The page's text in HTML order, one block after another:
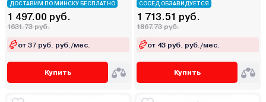
ДОСТАВИМ ПО МИНСКУ БЕСПЛАТНО
1 497.00 руб.
1631.73 руб.
от 37 руб. руб./мес.
Купить
СОСЕД ОБЗАВИДУЕТСЯ
1 713.51 руб.
1867.73 руб.
от 43 руб. руб./мес.
Купить